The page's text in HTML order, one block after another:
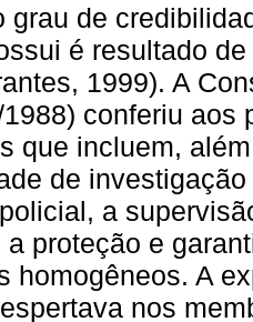
grau de
é resultado
1999). A
conferiu aos
que incluem,
de
a
a proteção e
homogêneos. A
nos